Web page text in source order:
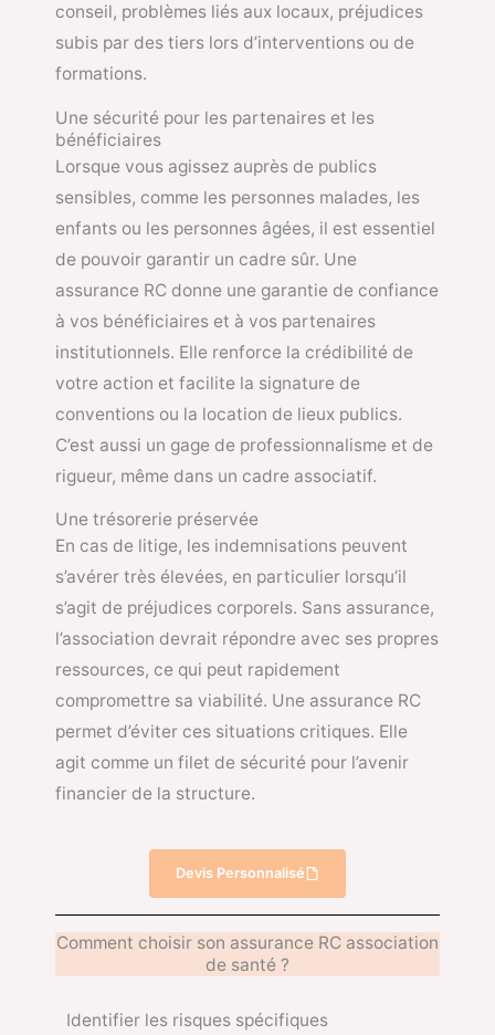
conseil, problèmes liés aux locaux, préjudices
subis par des tiers lors d’interventions ou de
formations.
Une sécurité pour les partenaires et les
bénéficiaires
Lorsque vous agissez auprès de publics
sensibles, comme les personnes malades, les
enfants ou les personnes âgées, il est essentiel
de pouvoir garantir un cadre sûr. Une
assurance RC donne une garantie de confiance
à vos bénéficiaires et à vos partenaires
institutionnels. Elle renforce la crédibilité de
votre action et facilite la signature de
conventions ou la location de lieux publics.
C’est aussi un gage de professionnalisme et de
rigueur, même dans un cadre associatif.
Une trésorerie préservée
En cas de litige, les indemnisations peuvent
s’avérer très élevées, en particulier lorsqu’il
s’agit de préjudices corporels. Sans assurance,
l’association devrait répondre avec ses propres
ressources, ce qui peut rapidement
compromettre sa viabilité. Une assurance RC
permet d’éviter ces situations critiques. Elle
agit comme un filet de sécurité pour l’avenir
financier de la structure.
Devis Personnalisé
Comment choisir son assurance RC association
de santé ?
Identifier les risques spécifiques